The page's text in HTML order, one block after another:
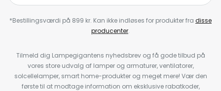
*Bestillingsværdi på 899 kr. Kan ikke indløses for produkter fra disse
producenter.
Tilmeld dig Lampegigantens nyhedsbrev og få gode tilbud på
vores store udvalg af lamper og armaturer, ventilatorer,
solcellelamper, smart home-produkter og meget mere! Vær den
første til at modtage information om eksklusive rabatkoder,